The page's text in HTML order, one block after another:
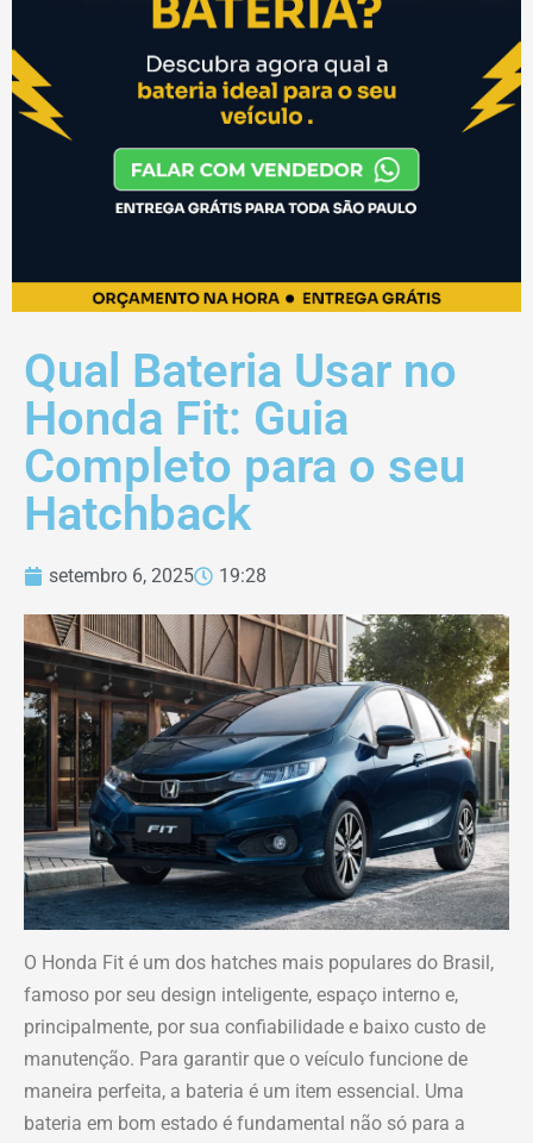
Qual Bateria Usar no
Honda Fit: Guia
Completo para o seu
Hatchback
setembro 6, 2025 19:28
O Honda Fit é um dos hatches mais populares do Brasil,
famoso por seu design inteligente, espaço interno e,
principalmente, por sua confiabilidade e baixo custo de
manutenção. Para garantir que o veículo funcione de
maneira perfeita, a bateria é um item essencial. Uma
bateria em bom estado é fundamental não só para a